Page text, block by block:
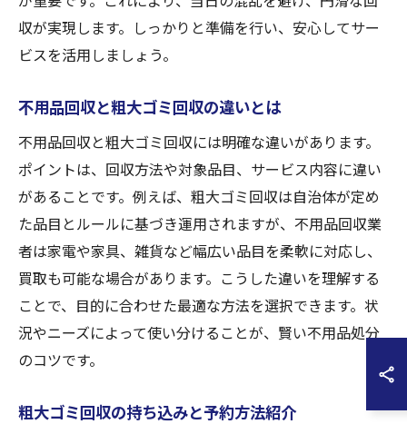
収が実現します。しっかりと準備を行い、安心してサー
ビスを活用しましょう。
不用品回収と粗大ゴミ回収の違いとは
不用品回収と粗大ゴミ回収には明確な違いがあります。
ポイントは、回収方法や対象品目、サービス内容に違い
があることです。例えば、粗大ゴミ回収は自治体が定め
た品目とルールに基づき運用されますが、不用品回収業
者は家電や家具、雑貨など幅広い品目を柔軟に対応し、
買取も可能な場合があります。こうした違いを理解する
ことで、目的に合わせた最適な方法を選択できます。状
況やニーズによって使い分けることが、賢い不用品処分
のコツです。
粗大ゴミ回収の持ち込みと予約方法紹介